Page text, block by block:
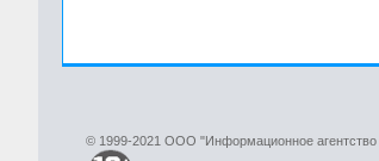
© 1999-2021 ООО "Информационное